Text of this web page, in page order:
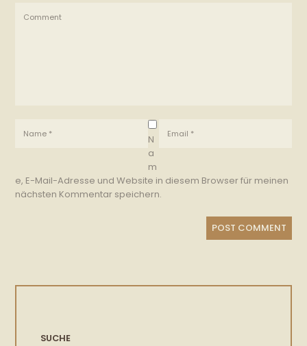
N
a
m
e, E-Mail-Adresse und Website in diesem Browser für meinen
nächsten Kommentar speichern.
SUCHE